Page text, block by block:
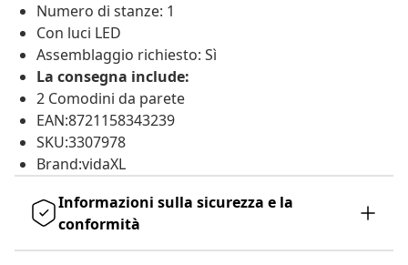
Numero di stanze: 1
Con luci LED
Assemblaggio richiesto: Sì
La consegna include:
2 Comodini da parete
EAN:8721158343239
SKU:3307978
Brand:vidaXL
Informazioni sulla sicurezza e la
conformità